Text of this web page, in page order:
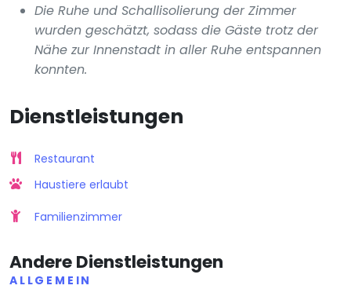
Die Ruhe und Schallisolierung der Zimmer
wurden geschätzt, sodass die Gäste trotz der
Nähe zur Innenstadt in aller Ruhe entspannen
konnten.
Dienstleistungen
Restaurant
Haustiere erlaubt
Familienzimmer
Andere Dienstleistungen
ALLGEMEIN